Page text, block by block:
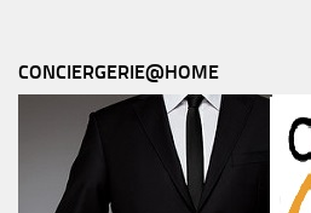
CONCIERGERIE@HOME